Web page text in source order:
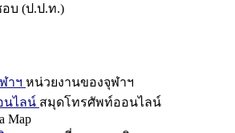
บ (ป.ป.ท.)
าฯ หน่วยงานของจุฬาฯ
นไลน์ สมุดโทรศัพท์ออนไลน์
Map